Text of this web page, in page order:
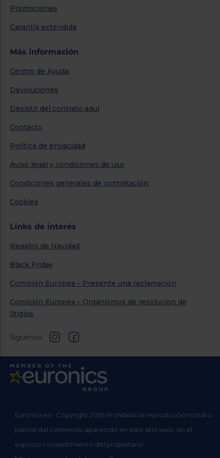
Promociones
Garantía extendida
Más información
Centro de Ayuda
Devoluciones
Desistir del contrato aquí
Contacto
Política de privacidad
Aviso legal y condiciones de uso
Condiciones generales de contratación
Cookies
Links de interés
Regalos de Navidad
Black Friday
Comisión Europea – Presente una reclamación
Comisión Europea – Organismos de resolución de
litigios
Síguenos
Euronics.es - Copyright 2026 Prohibida la reproducción total o
parcial del contenido aparecido en este sitio web, sin el
expreso consentimiento del propietario.